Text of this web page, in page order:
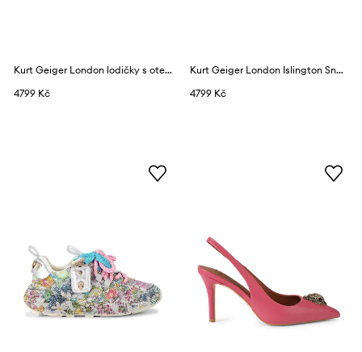
Kurt Geiger London lodičky s otevřenou patou semišové Chelsea Block Slingback
4799 Kč
Kurt Geiger London Islington Sneaker sneakers boty dámské semišové
4799 Kč